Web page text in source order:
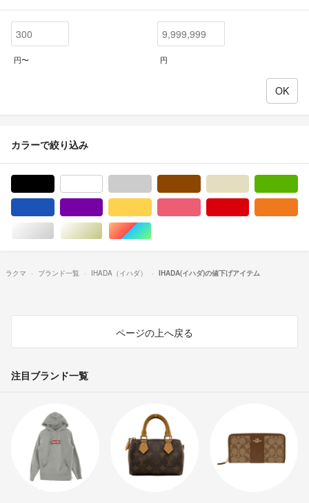
円〜 円
カラーで絞り込み
シルバー/銀色系ゴールド/金色系マルチカラー
ラクマ ブランド一覧 IHADA（イハダ） IHADA(イハダ)の値下げアイテム
ページの上へ戻る
注目ブランド一覧